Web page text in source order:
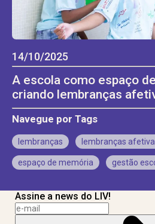
14/10/2025
A escola como espaço
criando lembranças
Navegue por Tags
lembranças lembranças
espaço de memória gestão
Assine a news do LIV!